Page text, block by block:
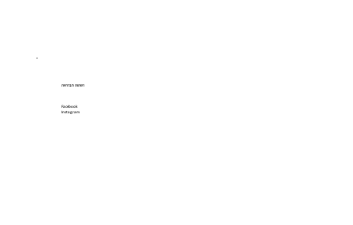
רשתות חברתיות
Facebook
Instagram